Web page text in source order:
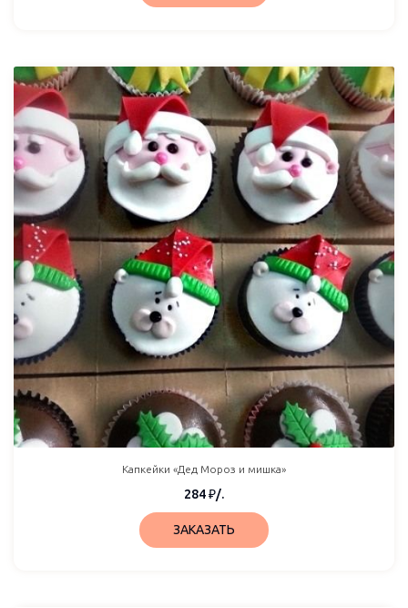
Капкейки «Дед Мороз и мишка»
284₽/.
ЗАКАЗАТЬ